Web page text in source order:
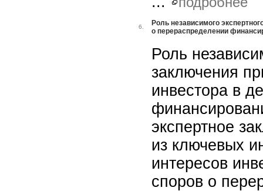
6.
Роль независимого
о перераспределении
Роль
заключения
инвестора в
экспертное
из ключевых
интересов
споров о